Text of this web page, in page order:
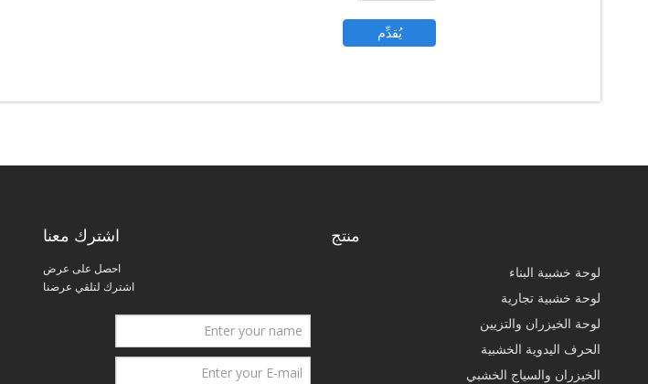
يُقدِّم
منتج
لوحة خشبية البناء
لوحة خشبية تجارية
لوحة الخيزران والتزيين
الحرف اليدوية الخشبية
الخيزران والسياج الخشبي
اشترك معنا
احصل على عرض
اشترك لتلقي عرضنا